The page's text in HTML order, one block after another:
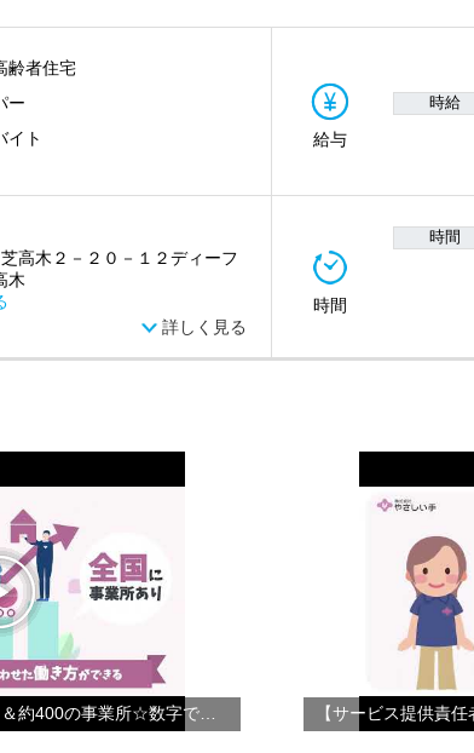
齢者住宅
ー
イト 給与
時給
高木２－２０－１２ディーフ
木
詳しく見る
時間
時間